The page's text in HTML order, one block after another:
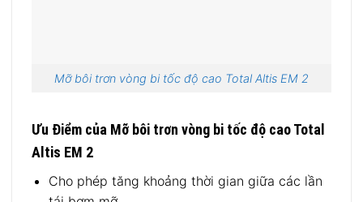
Mỡ bôi trơn vòng bi tốc độ cao Total Altis EM 2
Ưu Điểm của Mỡ bôi trơn vòng bi tốc độ cao Total
Altis EM 2
Cho phép tăng khoảng thời gian giữa các lần